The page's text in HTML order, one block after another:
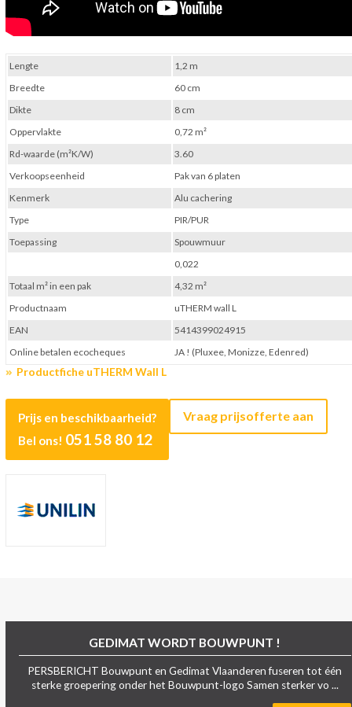
Productfiche uTHERM Wall L
Prijs en beschikbaarheid?
Bel ons! 051 58 80 12
Vraag prijsofferte aan
Lengte
1,2 m
Breedte
60 cm
Dikte
8 cm
Oppervlakte
0,72 m²
Rd-waarde (m²K/W)
3.60
Verkoopseenheid
Pak van 6 platen
Kenmerk
Alu cachering
Type
PIR/PUR
Toepassing
Spouwmuur
0,022
Totaal m² in een pak
4,32 m²
Productnaam
uTHERM wall L
EAN
5414399024915
Online betalen ecocheques
JA ! (Pluxee, Monizze, Edenred)
GEDIMAT WORDT BOUWPUNT !
PERSBERICHT Bouwpunt en Gedimat Vlaanderen fuseren tot één
sterke groepering onder het Bouwpunt-logo Samen sterker vo ...